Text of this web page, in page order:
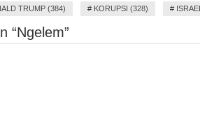
TRUMP (384) # KORUPSI (328) #
“Ngelem”